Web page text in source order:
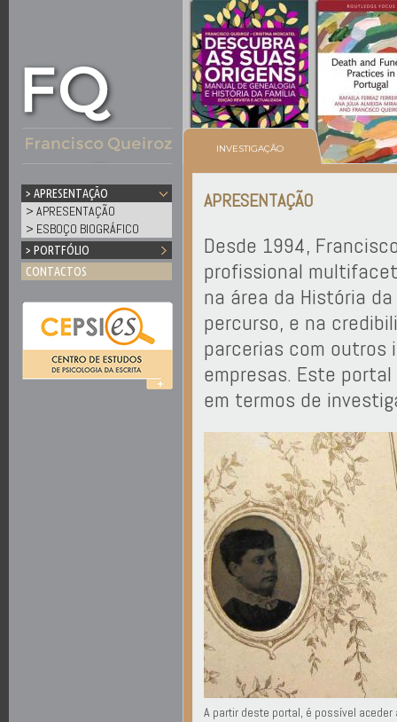
INVESTIGAÇÃO
APRESENTAÇÃO
Desde 1994,
profissional
na área da História
percurso, e na
parcerias com outros
empresas. Este
em termos de
A partir deste portal, é possível
> APRESENTAÇÃO
> APRESENTAÇÃO
> ESBOÇO BIOGRÁFICO
> PORTFÓLIO
CONTACTOS